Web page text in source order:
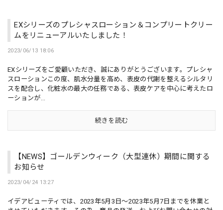
EXシリーズのプレシャスローション＆コンプリートクリー
ムをリニューアルいたしました！
2023/06/13 18:06
EXシリーズをご愛顧いただき、誠にありがとうございます。プレシャ
スローションこの度、肌水分量を高め、表皮の代謝を整えるシルタリ
スを配合し、化粧水の最大の任務である、表皮ケアを中心に考えたロ
ーションが...
続きを読む
【NEWS】ゴールデンウィーク（大型連休）期間に関する
お知らせ
2023/04/24 13:27
イデアビューティでは、2023年5月3日～2023年5月7日までを休業と